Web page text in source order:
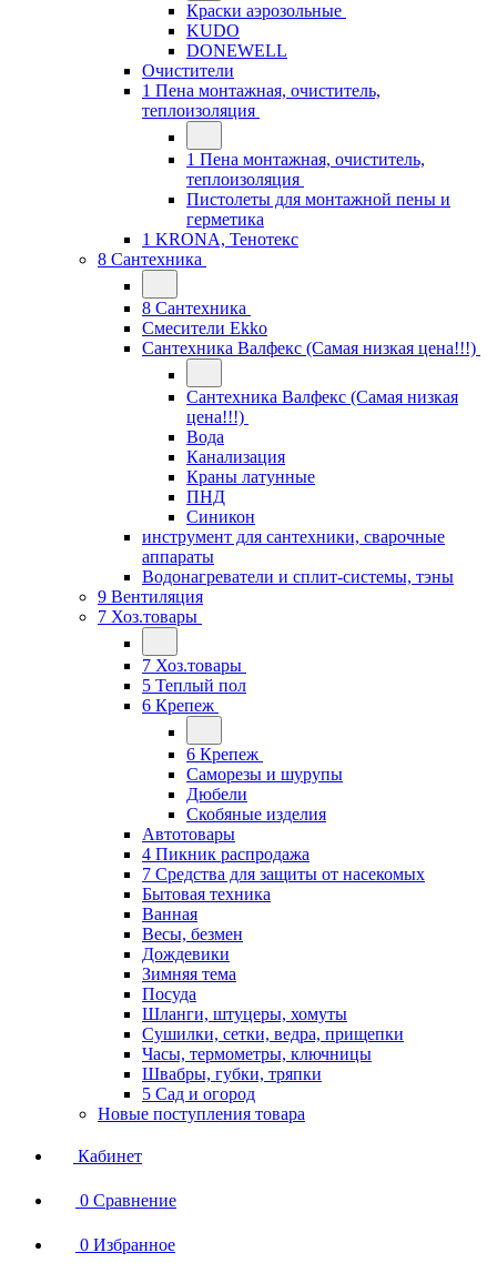
Краски аэрозольные
KUDO
DONEWELL
Очистители
1 Пена монтажная, очиститель,
теплоизоляция
1 Пена монтажная, очиститель,
теплоизоляция
Пистолеты для монтажной пены и
герметика
1 KRONA, Тенотекс
8 Сантехника
8 Сантехника
Смесители Ekko
Сантехника Валфекс (Самая низкая цена!!!)
Сантехника Валфекс (Самая низкая
цена!!!)
Вода
Канализация
Краны латунные
ПНД
Синикон
инструмент для сантехники, сварочные
аппараты
Водонагреватели и сплит-системы, тэны
9 Вентиляция
7 Хоз.товары
7 Хоз.товары
5 Теплый пол
6 Крепеж
6 Крепеж
Саморезы и шурупы
Дюбели
Скобяные изделия
Автотовары
4 Пикник распродажа
7 Средства для защиты от насекомых
Бытовая техника
Ванная
Весы, безмен
Дождевики
Зимняя тема
Посуда
Шланги, штуцеры, хомуты
Сушилки, сетки, ведра, прищепки
Часы, термометры, ключницы
Швабры, губки, тряпки
5 Сад и огород
Новые поступления товара
Кабинет
0 Сравнение
0 Избранное